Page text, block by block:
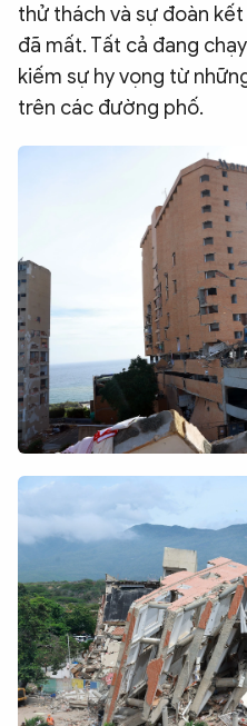
thử thách và sự đoàn
đã mất. Tất cả đang
kiếm sự hy vọng từ
trên các đường phố.